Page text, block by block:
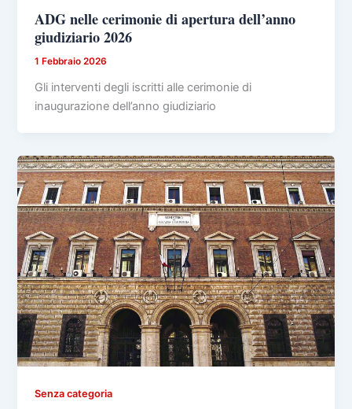
ADG nelle cerimonie di apertura dell’anno
giudiziario 2026
1 Febbraio 2026
Gli interventi degli iscritti alle cerimonie di
inaugurazione dell’anno giudiziario
Senza categoria